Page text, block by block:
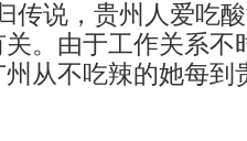
，贵州人爱吃酸
。由于工作关系不
从不吃辣的她每到